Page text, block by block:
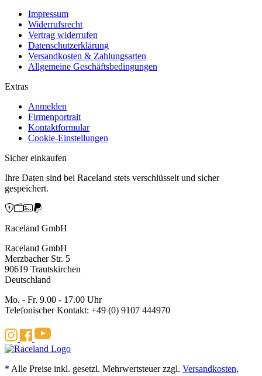
Impressum
Widerrufsrecht
Vertrag widerrufen
Datenschutzerklärung
Versandkosten & Zahlungsarten
Allgemeine Geschäftsbedingungen
Extras
Anmelden
Firmenportrait
Kontaktformular
Cookie-Einstellungen
Sicher einkaufen
Ihre Daten sind bei Raceland stets verschlüsselt und sicher
gespeichert.
Raceland GmbH
Raceland GmbH
Merzbacher Str. 5
90619 Trautskirchen
Deutschland
Mo. - Fr. 9.00 - 17.00 Uhr
Telefonischer Kontakt: +49 (0) 9107 444970
* Alle Preise inkl. gesetzl. Mehrwertsteuer zzgl. Versandkosten,